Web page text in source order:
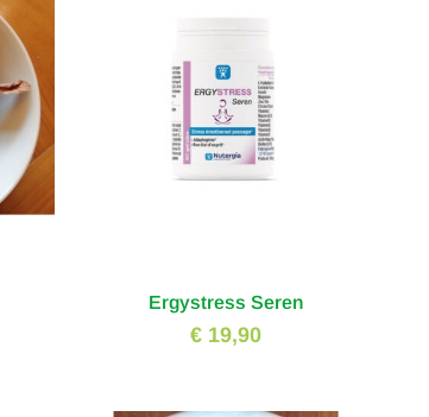
Ergystress Seren
€ 19,90